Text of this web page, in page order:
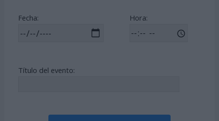
Fecha: Hora:
Título del evento: